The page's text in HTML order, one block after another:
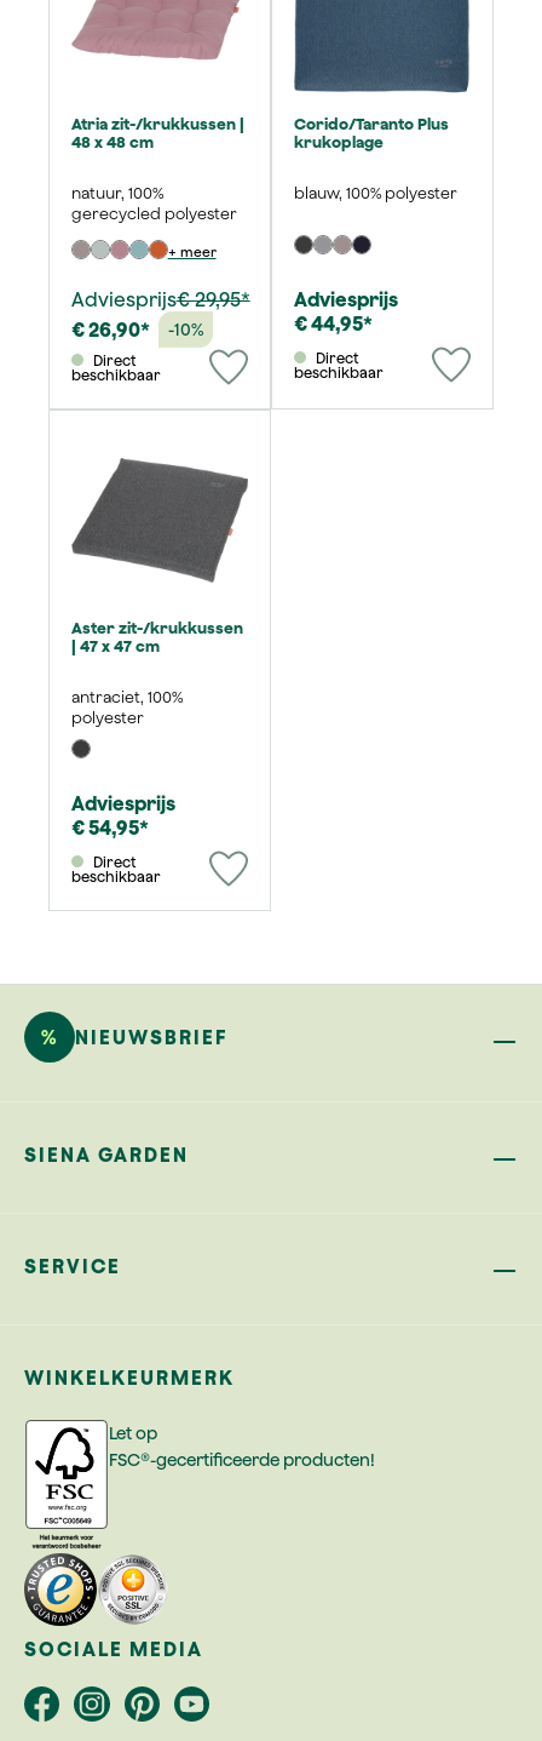
Atria zit-/krukkussen |
48 x 48 cm
natuur, 100%
gerecycled polyester
+ meer
Adviesprijs€ 29,95*
€ 26,90*
-10%
beschikbaar
Corido/Taranto Plus
krukoplage
blauw, 100% polyester
Adviesprijs
€ 44,95*
beschikbaar
Aster zit-/krukkussen
| 47 x 47 cm
antraciet, 100%
polyester
Adviesprijs
€ 54,95*
beschikbaar
% NIEUWSBRIEF
SIENA GARDEN
SERVICE
WINKELKEURMERK
Let op
FSC®-gecertificeerde producten!
SOCIALE MEDIA